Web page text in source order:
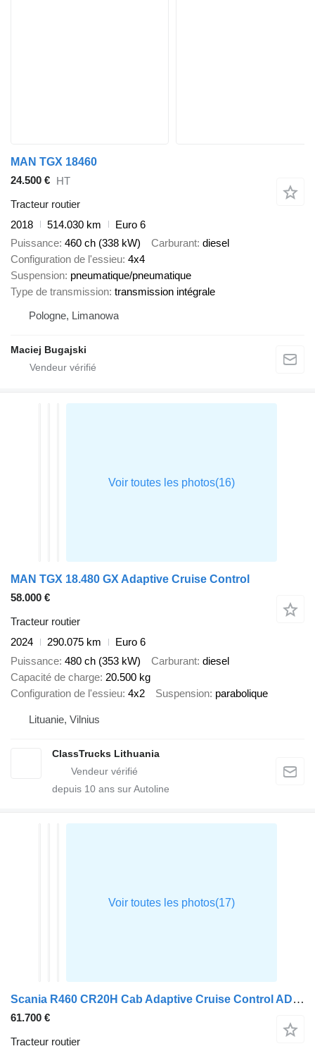
MAN TGX 18460
24.500 € HT
Tracteur routier
2018
514.030 km
Euro 6
Puissance 460 ch (338 kW) Carburant diesel
Configuration de l'essieu 4x4
Suspension pneumatique/pneumatique
Type de transmission transmission intégrale
Pologne, Limanowa
Maciej Bugajski
MAN TGX 18.480 GX Adaptive Cruise Control
58.000 €
Tracteur routier
2024
290.075 km
Euro 6
Puissance 480 ch (353 kW) Carburant diesel
Capacité de charge 20.500 kg
Configuration de l'essieu 4x2 Suspension parabolique
Lituanie, Vilnius
ClassTrucks Lithuania
depuis 10 ans sur Autoline
Scania R460 CR20H Cab Adaptive Cruise Control ADAS Package
61.700 €
Tracteur routier